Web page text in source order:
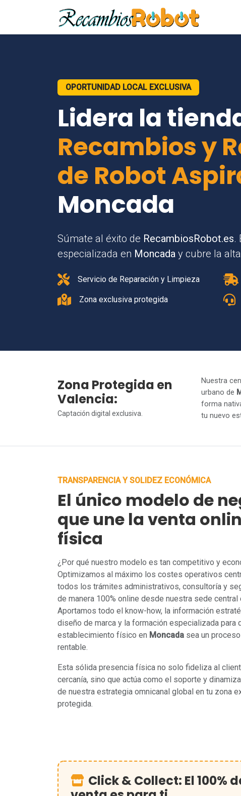
OPORTUNIDAD LOCAL EXCLUSIVA
Lidera la
Recambios y
de Robot
Moncada
Súmate al éxito de RecambiosRobot.es.
especializada en Moncada y cubre la
Servicio de Reparación y Limpieza
Zona exclusiva protegida
Zona Protegida en
Valencia:
Captación digital exclusiva.
Nuestra
urbano de
forma
tu nuevo
TRANSPARENCIA Y SOLIDEZ ECONÓMICA
El único modelo de
que une la venta
física
¿Por qué nuestro modelo es tan competitivo y
Optimizamos al máximo los costes operativos
todos los trámites administrativos, consultoría y
de manera 100% online desde nuestra sede central
Aportamos todo el know-how, la información
diseño de marca y la formación especializada para
establecimiento físico en Moncada sea un
rentable.
Esta sólida presencia física no solo fideliza al
cercanía, sino que actúa como el soporte y
de nuestra estrategia omnicanal global en tu zona
protegida.
Click & Collect: El 100%